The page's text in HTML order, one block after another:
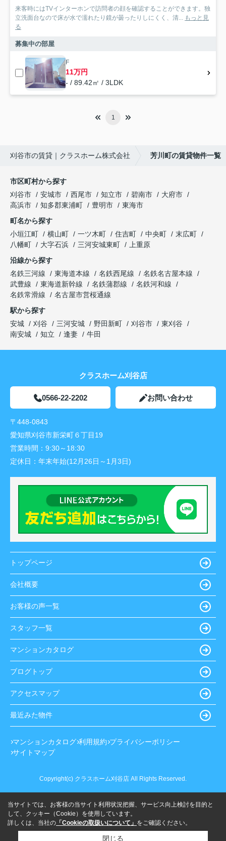
来客時にはTVインターホンで訪問者の顔を確認することができます。独
立洗面台なので床が水で濡れたり鏡が曇ったりしにくく、清... もっと見
る
募集中の部屋
F
11万円
- / 89.42㎡ / 3LDK
1
刈谷市の賃貸｜クラスホーム株式会社 芳川町の賃貸物件一覧
市区町村から探す
刈谷市
安城市 西尾市 知立市 碧南市
大府市
高浜市
知多郡東浦町 豊明市
東海市
町名から探す
小垣江町
横山町 一ツ木町 住吉町 中央町
末広町
八幡町
大字石浜 三河安城東町
上重原
沿線から探す
名鉄三河線
東海道本線 名鉄西尾線
名鉄名古屋本線
武豊線
東海道新幹線 名鉄蒲郡線
名鉄河和線
名鉄常滑線
名古屋市営桜通線
駅から探す
安城
刈谷 三河安城 野田新町 刈谷市
東刈谷
南安城
知立 逢妻 牛田
クラスホーム刈谷店
0566-22-2202 お問い合わせ
〒448-0843
愛知県刈谷市新栄町６丁目19
営業時間： 9:30～18:30
定休日： 年末年始(12月26日～1月3日)
トップページ
会社概要
お客様の声一覧
スタッフ一覧
マンションカタログ
ブログトップ
アクセスマップ
最近みた物件
マンションカタログ 利用規約 プライバシーポリシー
サイトマップ
Copyright(c) クラスホーム刈谷店 All Rights Reserved.
当サイトでは、お客様の当サイト利用状況把握、サービス向上検討を目的と
して、クッキー（Cookie）を使用しています。
詳しくは、当社の 「Cookieの取扱いについて」 をご確認ください。
閉じる